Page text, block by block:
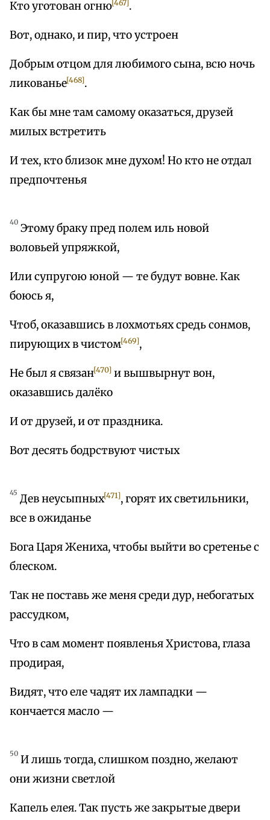
Кто уготован огню [467] .
Вот, однако, и пир, что устроен
Добрым отцом для любимого сына, всю ночь
ликованье[468].
Как бы мне там самому оказаться, друзей
милых встретить
И тех, кто близок мне духом! Но кто не отдал
предпочтенья
40 Этому браку пред полем иль новой
воловьей упряжкой,
Или супругою юной — те будут вовне. Как
боюсь я,
Чтоб, оказавшись в лохмотьях средь сонмов,
пирующих в чистом[469],
Не был я связан[470] и вышвырнут вон,
оказавшись далёко
И от друзей, и от праздника.
Вот десять бодрствуют чистых
45 Дев неусыпных[471], горят их светильники,
все в ожиданье
Бога Царя Жениха, чтобы выйти во сретенье с
блеском.
Так не поставь же меня среди дур, небогатых
рассудком,
Что в сам момент появленья Христова, глаза
продирая,
Видят, что еле чадят их лампадки —
кончается масло —
50 И лишь тогда, слишком поздно, желают
они жизни светлой
Капель елея. Так пусть же закрытые двери